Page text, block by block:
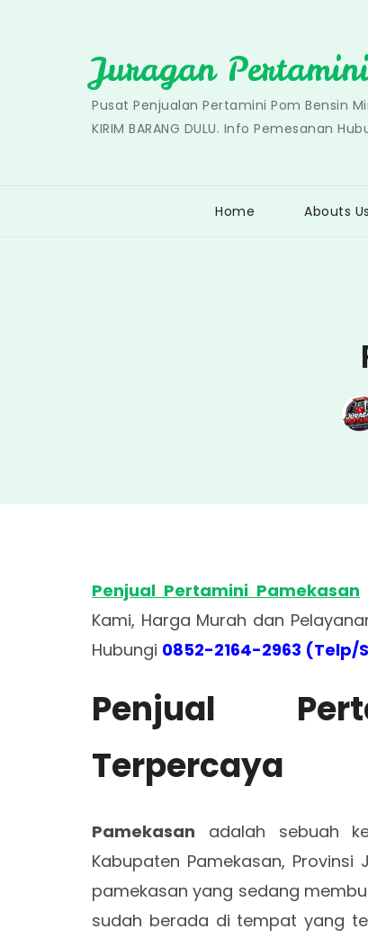
Juragan Pertamini
Pusat Penjualan Pertamini Pom Bensin
KIRIM BARANG DULU. Info Pemesanan
Home Abouts Us
Penjual Pertamini Pamekasan
Kami, Harga Murah dan
Hubungi 0852-2164-2963 (Telp/
Penjual
Terpercaya
Pamekasan adalah sebuah
Kabupaten Pamekasan,
pamekasan yang sedang
sudah berada di tempat yang